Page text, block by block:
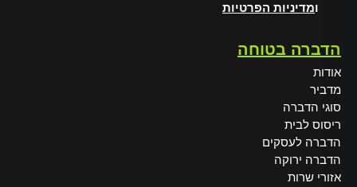
ומדיניות הפרטיות
הדברה בטוחה
אודות
מדביר
סוגי הדברה
ריסוס לבית
הדברה לעסקים
הדברה ירוקה
אזורי שרות